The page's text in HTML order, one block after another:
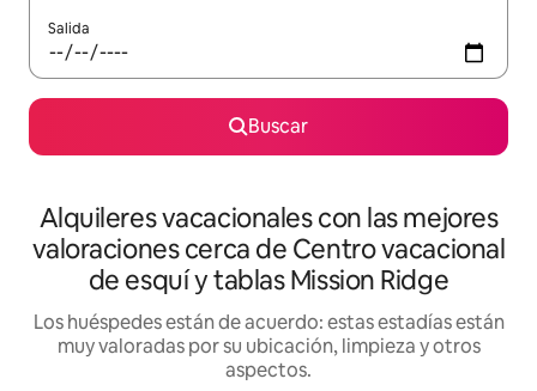
Salida
Buscar
Alquileres vacacionales con las mejores
valoraciones cerca de Centro vacacional
de esquí y tablas Mission Ridge
Los huéspedes están de acuerdo: estas estadías están
muy valoradas por su ubicación, limpieza y otros
aspectos.